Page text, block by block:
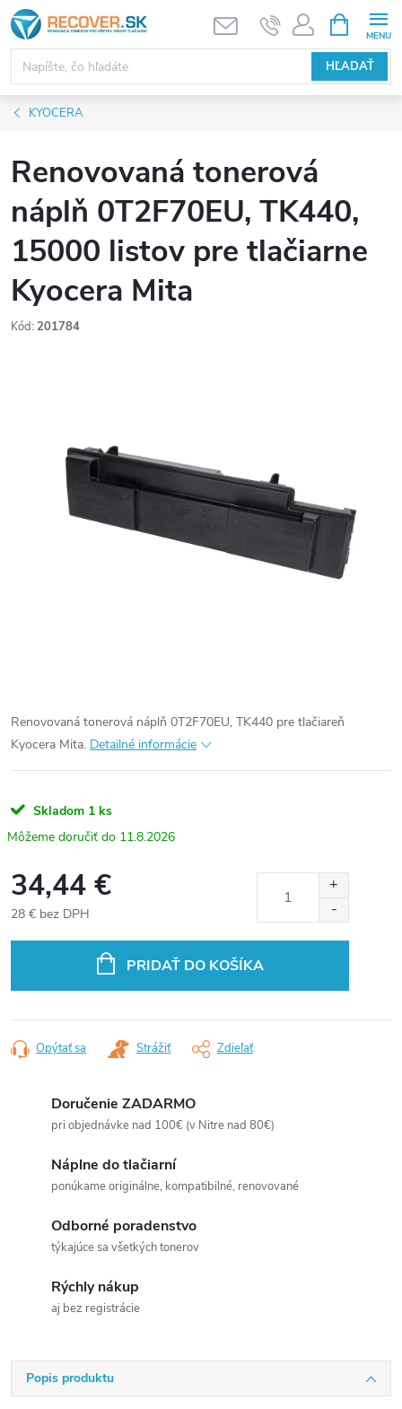
Prejsť
na
obsah
HĽADAŤ
KOŠÍK
KYOCERA
Renovovaná tonerová
náplň 0T2F70EU, TK440,
15000 listov pre tlačiarne
Kyocera Mita
Kód: 201784
Renovovaná tonerová náplň 0T2F70EU, TK440 pre tlačiareň
Kyocera Mita. Detailné informácie
Skladom 1 ks
11.8.2026
34,44 €
28 € bez DPH
PRIDAŤ DO KOŠÍKA
Opýtať sa Strážiť Zdieľať
Doručenie ZADARMO
pri objednávke nad 100€ (v Nitre nad 80€)
Náplne do tlačiarní
ponúkame originálne, kompatibilné, renovované
Odborné poradenstvo
týkajúce sa všetkých tonerov
Rýchly nákup
aj bez registrácie
Popis produktu